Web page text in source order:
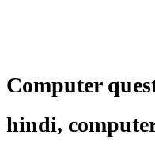
Computer
hindi,